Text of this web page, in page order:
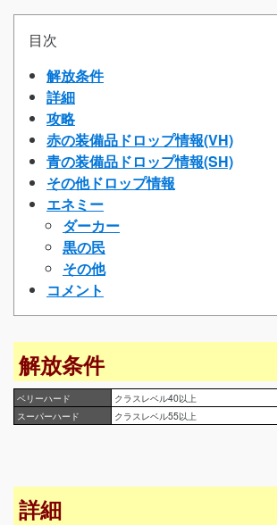
目次
解放条件
詳細
攻略
赤の装備品ドロップ情報(VH)
青の装備品ドロップ情報(SH)
その他ドロップ情報
エネミー
ダーカー
黒の民
その他
コメント
解放条件
ベリーハード
クラスレベル40以上
スーパーハード
クラスレベル55以上
詳細